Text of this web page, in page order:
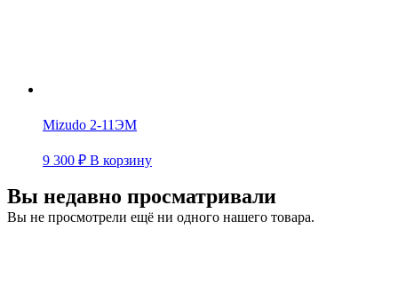
Mizudo 2-11ЭМ
9 300 ₽ В корзину
Вы недавно просматривали
Вы не просмотрели ещё ни одного нашего товара.